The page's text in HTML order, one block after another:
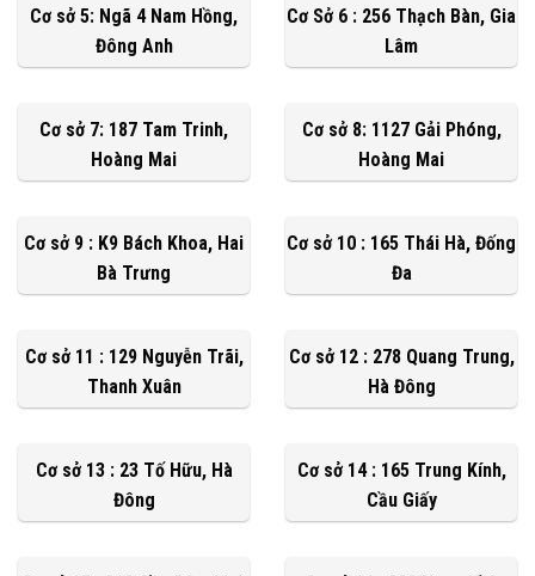
Cơ sở 5: Ngã 4 Nam Hồng,
Đông Anh
Cơ Sở 6 : 256 Thạch Bàn, Gia
Lâm
Cơ sở 7: 187 Tam Trinh,
Hoàng Mai
Cơ sở 8: 1127 Gải Phóng,
Hoàng Mai
Cơ sở 9 : K9 Bách Khoa, Hai
Bà Trưng
Cơ sở 10 : 165 Thái Hà, Đống
Đa
Cơ sở 11 : 129 Nguyễn Trãi,
Thanh Xuân
Cơ sở 12 : 278 Quang Trung,
Hà Đông
Cơ sở 13 : 23 Tố Hữu, Hà
Đông
Cơ sở 14 : 165 Trung Kính,
Cầu Giấy